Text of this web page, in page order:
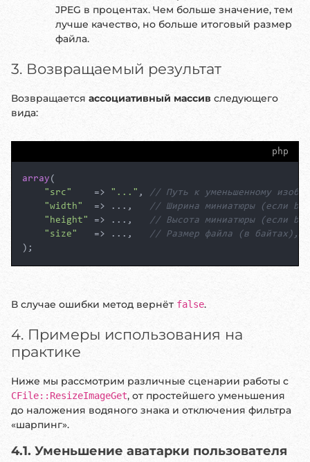
JPEG в процентах. Чем больше значение, тем
лучше качество, но больше итоговый размер
файла.
3. Возвращаемый результат
Возвращается ассоциативный массив следующего
вида:
php
array (
"src"
    =>
"..." , // Путь к уменьшенному
"width"
  => ...,
// Ширина миниатюры (если
"height"
=> ..., // Высота миниатюры (если
"size"
   => ...,
// Размер файла (в байтах),
);
В случае ошибки метод вернёт false.
4. Примеры использования на
практике
Ниже мы рассмотрим различные сценарии работы с
CFile::ResizeImageGet, от простейшего уменьшения
до наложения водяного знака и отключения фильтра
«шарпинг».
4.1. Уменьшение аватарки пользователя